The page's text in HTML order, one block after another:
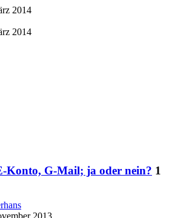
2014
2014
Konto, G-Mail; ja oder nein? 1
2013